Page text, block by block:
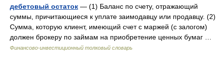
дебетовый остаток — (1) Баланс по счету, отражающий
суммы, причитающиеся к уплате заимодавцу или продавцу. (2)
Сумма, которую клиент, имеющий счет с маржей (с залогом)
должен брокеру по займам на приобретение ценных бумаг …
Финансово-инвестиционный толковый словарь